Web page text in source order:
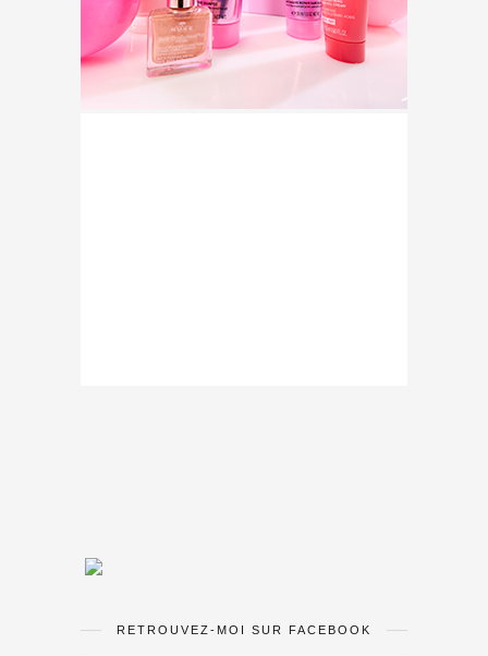
RETROUVEZ-MOI SUR FACEBOOK